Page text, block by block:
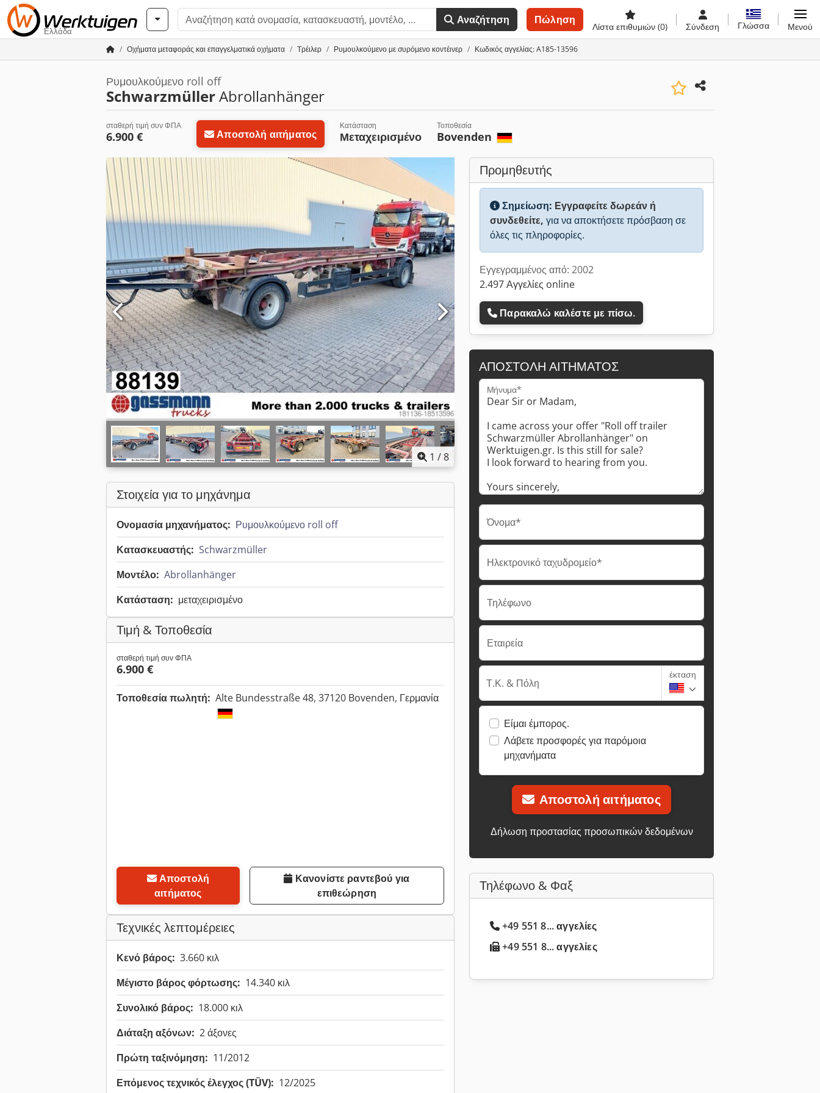
Ελλάδα
Αναζήτηση Πώληση
Λίστα επιθυμιών (0) Σύνδεση Γλώσσα Μενού
Οχήματα μεταφοράς και επαγγελματικά οχήματα Τρέιλερ Ρυμουλκούμενο με συρόμενο κοντέινερ Κωδικός αγγελίας: A185-13596
Ρυμουλκούμενο roll off
SchwarzmüllerAbrollanhänger
σταθερή τιμή συν ΦΠΑ
6.900 € Αποστολή αιτήματος
Κατάσταση
Μεταχειρισμένο
Τοποθεσία
Bovenden
1 /8
Στοιχεία για το μηχάνημα
Ονομασία μηχανήματος: Ρυμουλκούμενο roll off
Κατασκευαστής: Schwarzmüller
Μοντέλο: Abrollanhänger
Κατάσταση: μεταχειρισμένο
Τιμή & Τοποθεσία
σταθερή τιμή συν ΦΠΑ
6.900 €
Τοποθεσία πωλητή: Alte Bundesstraße 48, 37120 Bovenden, Γερμανία
Αποστολή
αιτήματος
επιθεώρηση
Τεχνικές λεπτομέρειες
Κενό βάρος: 3.660 κιλ
Μέγιστο βάρος φόρτωσης: 14.340 κιλ
Συνολικό βάρος: 18.000 κιλ
Διάταξη αξόνων: 2 άξονες
Πρώτη ταξινόμηση: 11/2012
Επόμενος τεχνικός έλεγχος (TÜV): 12/2025
Προμηθευτής
Σημείωση: Εγγραφείτε δωρεάν ή
συνδεθείτε, για να αποκτήσετε πρόσβαση σε
όλες τις πληροφορίες.
Εγγεγραμμένος από: 2002
2.497 Αγγελίες online
Παρακαλώ καλέστε με πίσω.
ΑΠΟΣΤΟΛΉ ΑΙΤΉΜΑΤΟΣ
Μήνυμα*
Όνομα*
Ηλεκτρονικό ταχυδρομείο*
Τηλέφωνο
Εταιρεία
Τ.Κ. & Πόλη
έκταση
Είμαι έμπορος.
Λάβετε προσφορές για παρόμοια
μηχανήματα
Αποστολή αιτήματος
Δήλωση προστασίας προσωπικών δεδομένων
Τηλέφωνο & Φαξ
+49 551 8... αγγελίες
+49 551 8... αγγελίες